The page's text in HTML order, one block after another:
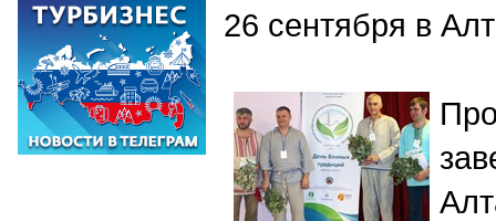
26 сентября в